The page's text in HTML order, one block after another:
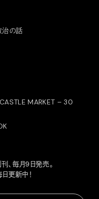
治の話
MARKET – 30
、毎月9日発売。
更新中！